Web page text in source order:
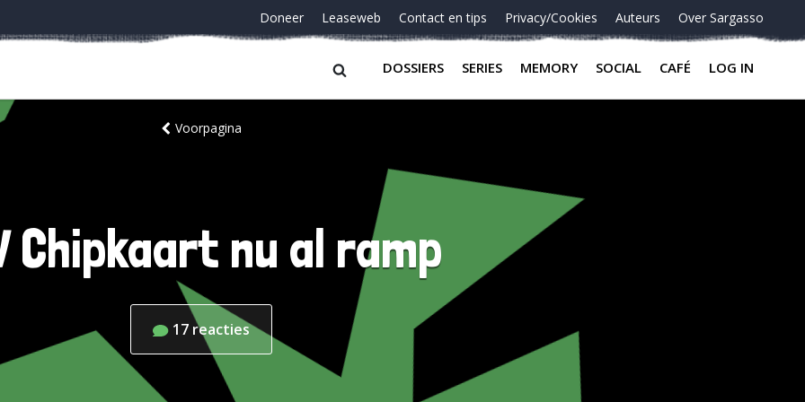
Doneer Leaseweb Contact en tips Privacy/Cookies Auteurs Over Sargasso
DOSSIERS SERIES MEMORY SOCIAL CAFÉ LOG IN
Voorpagina
Chipkaart nu al ramp
17 reacties